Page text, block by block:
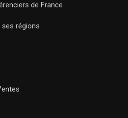
de France
ses régions